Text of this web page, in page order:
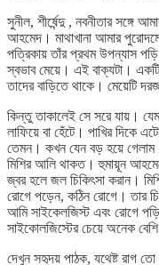
সুনীল, শীর্ষেন্দু , নবনীতার সঙ্গে
আহমেদ। মাথাখানা আমার
পত্রিকায় তাঁর প্রথম উপন্যাস
স্বভাব মেয়ে। এই বাক্যটা।
তাদের বাড়িতে থাকে। মেয়েটি
কিন্তু তাকালেই সে সরে যায়।
লাফিয়ে বা হেঁটে। পাখির দিকে
তেমন। কখন যেন বড় হয়ে
মিশির আলি থাকত। হুমায়ূন
জ্বর হলে জল চিকিৎসা করান।
রোগে পড়েন, কঠিন রোগে। তার
আমি সাইকেলজিস্ট এবং রোগে
সাইকোলজিস্টের চেয়ে অনেক
দেখুন সহৃদয় পাঠক, যথেষ্ট রাগ তো